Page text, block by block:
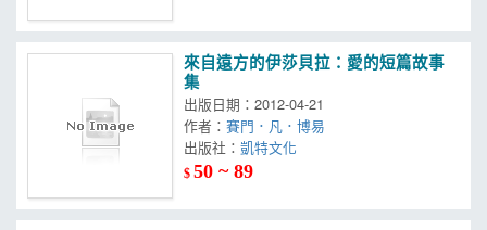
來自遠方的伊莎貝拉：愛的短篇故事
集
出版日期：2012-04-21
作者：賽門．凡．博易
出版社：
$50 ~ 89